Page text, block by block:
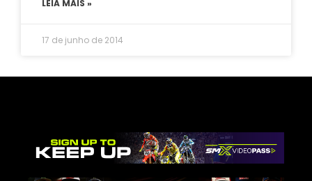
LEIA MAIS »
17 de junho de 2014